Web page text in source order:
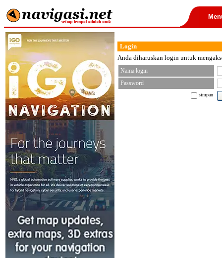
Login
Anda diharuskan login untuk
Nama login
Password
simpan